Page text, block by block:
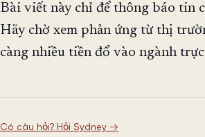
Bài viết này chỉ để thông báo tin
Hãy chờ xem phản ứng từ thị
càng nhiều tiền đổ vào ngành
Có câu hỏi? Hỏi Sydney →